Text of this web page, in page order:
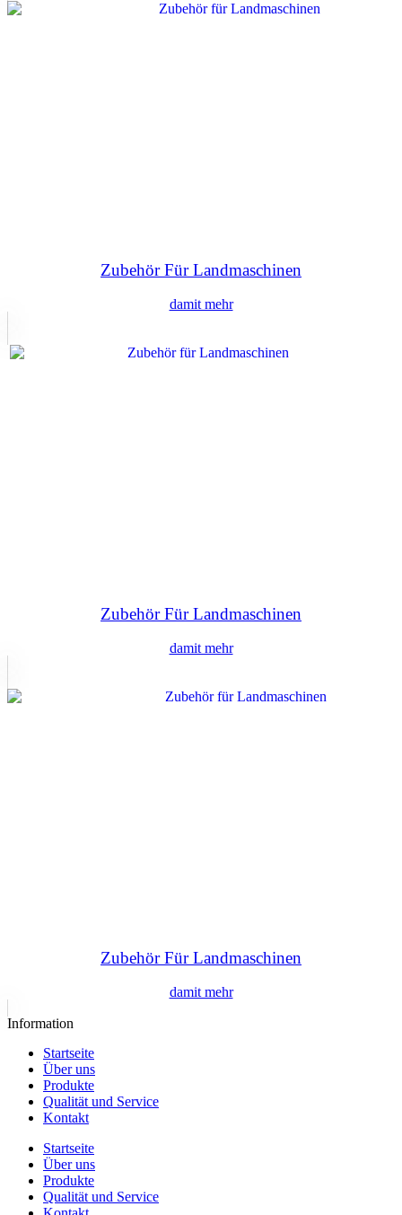
Zubehör Für Landmaschinen
damit mehr
Zubehör Für Landmaschinen
damit mehr
Zubehör Für Landmaschinen
damit mehr
Information
Startseite
Über uns
Produkte
Qualität und Service
Kontakt
Startseite
Über uns
Produkte
Qualität und Service